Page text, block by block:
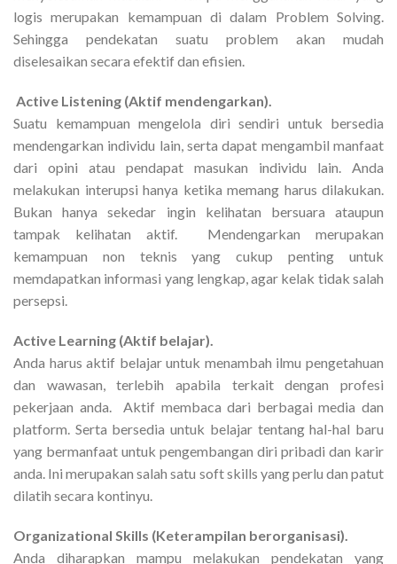
logis merupakan kemampuan di dalam Problem Solving.
Sehingga pendekatan suatu problem akan mudah
diselesaikan secara efektif dan efisien.
Active Listening (Aktif mendengarkan).
Suatu kemampuan mengelola diri sendiri untuk bersedia
mendengarkan individu lain, serta dapat mengambil manfaat
dari opini atau pendapat masukan individu lain. Anda
melakukan interupsi hanya ketika memang harus dilakukan.
Bukan hanya sekedar ingin kelihatan bersuara ataupun
tampak kelihatan aktif. Mendengarkan merupakan
kemampuan non teknis yang cukup penting untuk
memdapatkan informasi yang lengkap, agar kelak tidak salah
persepsi.
Active Learning (Aktif belajar).
Anda harus aktif belajar untuk menambah ilmu pengetahuan
dan wawasan, terlebih apabila terkait dengan profesi
pekerjaan anda. Aktif membaca dari berbagai media dan
platform. Serta bersedia untuk belajar tentang hal-hal baru
yang bermanfaat untuk pengembangan diri pribadi dan karir
anda. Ini merupakan salah satu soft skills yang perlu dan patut
dilatih secara kontinyu.
Organizational Skills (Keterampilan berorganisasi).
Anda diharapkan mampu melakukan pendekatan yang